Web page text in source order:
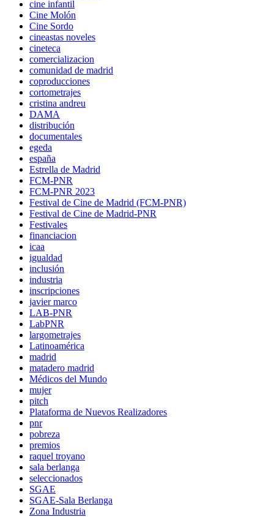
cine infantil
Cine Molón
Cine Sordo
cineastas noveles
cineteca
comercializacion
comunidad de madrid
coproducciones
cortometrajes
cristina andreu
DAMA
distribución
documentales
egeda
españa
Estrella de Madrid
FCM-PNR
FCM-PNR 2023
Festival de Cine de Madrid (FCM-PNR)
Festival de Cine de Madrid-PNR
Festivales
financiacion
icaa
igualdad
inclusión
industria
inscripciones
javier marco
LAB-PNR
LabPNR
largometrajes
Latinoamérica
madrid
matadero madrid
Médicos del Mundo
mujer
pitch
Plataforma de Nuevos Realizadores
pnr
pobreza
premios
raquel troyano
sala berlanga
seleccionados
SGAE
SGAE-Sala Berlanga
Zona Industria